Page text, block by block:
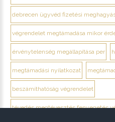
debrecen ügyvéd fizetési
végrendelet megtámadása mikor
érvénytelenség megállapítása per
megtámadási nyilatkozat
beszámíthatóság végrendelet
tévedés megtévesztés fenyegetés